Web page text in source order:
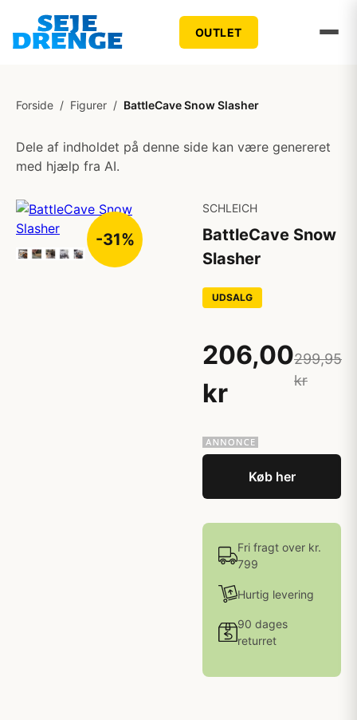
OUTLET
Forside / Figurer / BattleCave Snow Slasher
Dele af indholdet på denne side kan være genereret
med hjælp fra AI.
-31%
SCHLEICH
BattleCave Snow
Slasher
UDSALG
206,00
kr
299,95
kr
Køb her
Fri fragt over kr.
799
Hurtig levering
90 dages
returret